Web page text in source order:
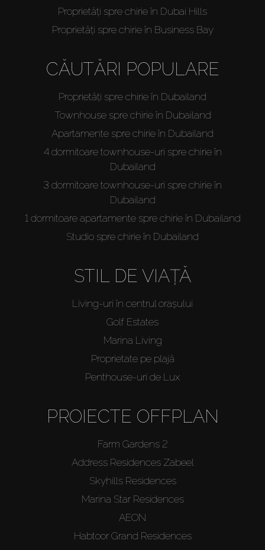
Proprietăți spre chirie în Dubai Hills
Proprietăți spre chirie în Business Bay
CĂUTĂRI POPULARE
Proprietăți spre chirie în Dubailand
Townhouse spre chirie în Dubailand
Apartamente spre chirie în Dubailand
4 dormitoare townhouse-uri spre chirie în
Dubailand
3 dormitoare townhouse-uri spre chirie în
Dubailand
1 dormitoare apartamente spre chirie în Dubailand
Studio spre chirie în Dubailand
STIL DE VIAȚĂ
Living-uri în centrul orașului
Golf Estates
Marina Living
Proprietate pe plajă
Penthouse-uri de Lux
PROIECTE OFFPLAN
Farm Gardens 2
Address Residences Zabeel
Skyhills Residences
Marina Star Residences
AEON
Habtoor Grand Residences